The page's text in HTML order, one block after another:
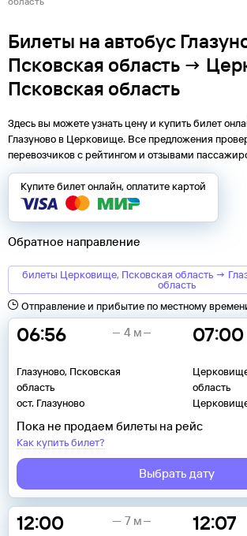
Билеты на автобус
Псковская область →
Псковская область
Здесь вы можете узнать цену и купить билет
Глазуновов Церковище. Все предложения
перевозчиков с рейтингом и отзывами
Купите билет онлайн, оплатите картой
Обратное направление
билеты Церковище, Псковская область →
область
Отправление и прибытие по местному
06:56
Глазуново, Псковская
область
ост. Глазуново
07:00
область
4 м
Пока не продаем билеты на рейс
Как купить билет?
Выбрать дату
12:00 12:07
7 м